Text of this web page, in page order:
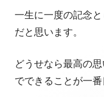
一生に一度の記念
だと思います。
どうせなら最高の
でできることが一番